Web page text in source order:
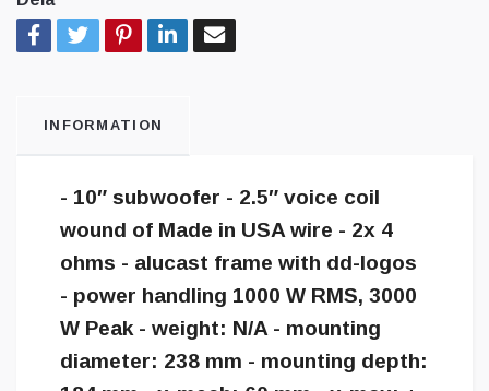
INFORMATION
- 10″ subwoofer - 2.5″ voice coil
wound of Made in USA wire - 2x 4
ohms - alucast frame with dd-logos
- power handling 1000 W RMS, 3000
W Peak - weight: N/A - mounting
diameter: 238 mm - mounting depth: